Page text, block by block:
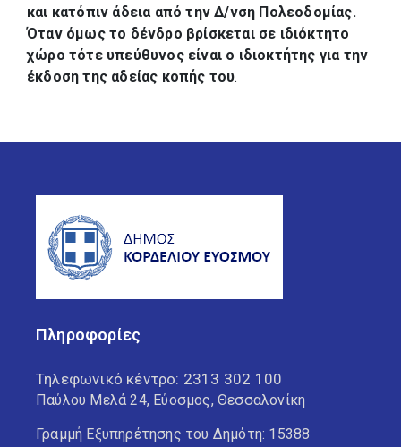
και κατόπιν άδεια από την Δ/νση Πολεοδομίας.
Όταν όμως το δένδρο βρίσκεται σε ιδιόκτητο
χώρο τότε υπεύθυνος είναι ο ιδιοκτήτης για την
έκδοση της αδείας κοπής του.
Πληροφορίες
Τηλεφωνικό κέντρο: 2313 302 100
Παύλου Μελά 24, Εύοσμος, Θεσσαλονίκη
Γραμμή Εξυπηρέτησης του Δημότη: 15388